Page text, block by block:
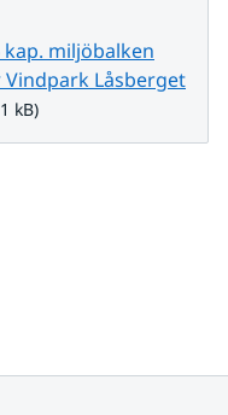
miljöbalken
Låsberget
kB)